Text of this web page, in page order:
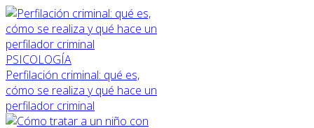
PSICOLOGÍA
Perfilación criminal: qué es,
cómo se realiza y qué hace un
perfilador criminal